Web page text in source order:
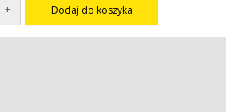
+ Dodaj do koszyka